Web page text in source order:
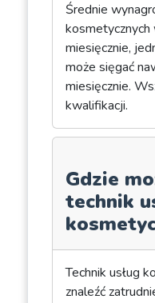
Średnie
miesięcznie,
może sięgać
miesięcznie.
kwalifikacji.
Gdzie
technik
Technik usług
znaleźć